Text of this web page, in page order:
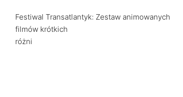
Festiwal Transatlantyk: Zestaw animowanych
filmów krótkich
różni